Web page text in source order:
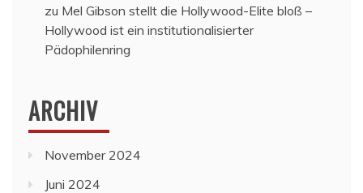
zu Mel Gibson stellt die Hollywood-Elite bloß –
Hollywood ist ein institutionalisierter
Pädophilenring
ARCHIV
November 2024
Juni 2024